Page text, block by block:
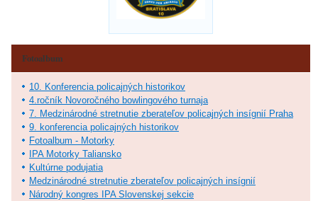
Fotoalbum
10. Konferencia policajných historikov
4.ročník Novoročného bowlingového turnaja
7. Medzinárodné stretnutie zberateľov policajných insígnií Praha
9. konferencia policajných historikov
Fotoalbum - Motorky
IPA Motorky Taliansko
Kultúrne podujatia
Medzinárodné stretnutie zberateľov policajných insígnií
Národný kongres IPA Slovenskej sekcie